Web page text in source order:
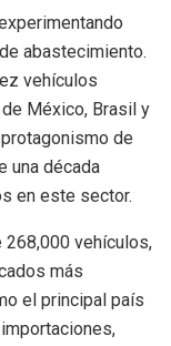
abastecimiento.
vehículos
México, Brasil y
de
una década
en este sector.
268,000 vehículos,
más
el principal país